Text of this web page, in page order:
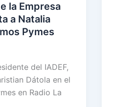
la Empresa
a Natalia
Pymes
del IADEF,
Dátola en el
en Radio La